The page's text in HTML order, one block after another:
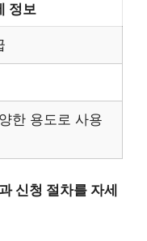
정보
한 용도로 사용
신청 절차를 자세